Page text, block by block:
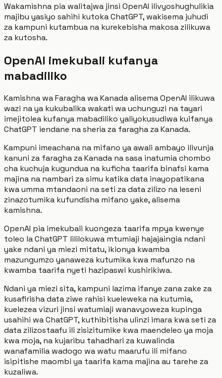
Wakamishna pia walitajwa jinsi OpenAI ilivyoshughulikia
majibu yasiyo sahihi kutoka ChatGPT, wakisema juhudi
za kampuni kutambua na kurekebisha makosa zilikuwa
za kutosha.
OpenAI imekubali kufanya
mabadiliko
Kamishna wa Faragha wa Kanada alisema OpenAI ilikuwa
wazi na ya kukubalika wakati wa uchunguzi na tayari
imejitolea kufanya mabadiliko yaliyokusudiwa kuifanya
ChatGPT iendane na sheria za faragha za Kanada.
Kampuni imeachana na mifano ya awali ambayo ilivunja
kanuni za faragha za Kanada na sasa inatumia chombo
cha kuchuja kugundua na kuficha taarifa binafsi kama
majina na nambari za simu katika data inayopatikana
kwa umma mtandaoni na seti za data zilizo na leseni
zinazotumika kufundisha mifano yake, alisema
kamishna.
OpenAI pia imekubali kuongeza taarifa mpya kwenye
toleo la ChatGPT lililokuwa mtumiaji hajajaingia ndani
yake ndani ya miezi mitatu, ikionya kwamba
mazungumzo yanaweza kutumika kwa mafunzo na
kwamba taarifa nyeti hazipaswi kushirikiwa.
Ndani ya miezi sita, kampuni lazima ifanye zana zake za
kusafirisha data ziwe rahisi kueleweka na kutumia,
kuelezea vizuri jinsi watumiaji wanavyoweza kupinga
usahihi wa ChatGPT, kuthibitisha ulinzi imara kwa seti za
data zilizostaafu ili zisizitumike kwa maendeleo ya moja
kwa moja, na kujaribu tahadhari za kuwalinda
wanafamilia wadogo wa watu maarufu ili mifano
isipitishe maombi ya taarifa kama majina au tarehe za
kuzaliwa.